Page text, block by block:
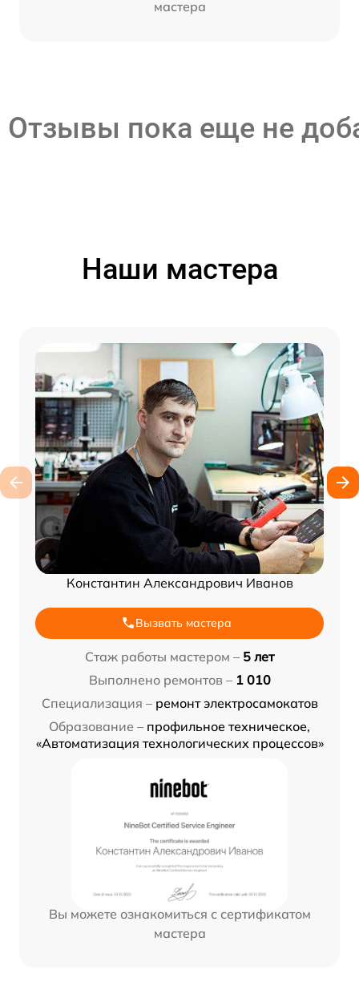
мастера
Отзывы пока еще не
Наши мастера
Константин Александрович Иванов
Вызвать мастера
Стаж работы мастером – 5 лет
Выполнено ремонтов – 1 010
Специализация – ремонт электросамокатов
Образование – профильное техническое,
«Автоматизация технологических процессов»
Вы можете ознакомиться с сертификатом
мастера